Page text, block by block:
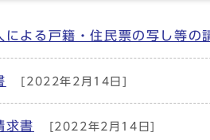
よる戸籍・住民票の写し等の
[2022年2月14日]
求書 [2022年2月14日]